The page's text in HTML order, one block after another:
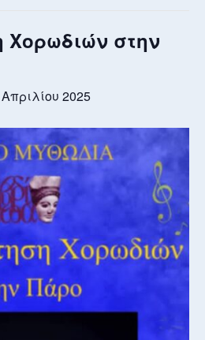
Χορωδιών στην
2025